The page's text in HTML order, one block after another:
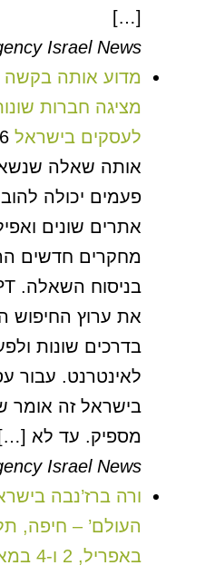
[…]
Israel News
מציגה חברות
לעסקים בישראל
פעמים יכולה
אתרים שונים
מחקרים חדשים
את ערוץ החיפוש
בדרכים שונות
לאינטרנט. עבור
בישראל זה אומר
מספיק. עד לא […]
Israel News
ורה ברז’נבה
באפריל, 2 ו-4 במאי 2026